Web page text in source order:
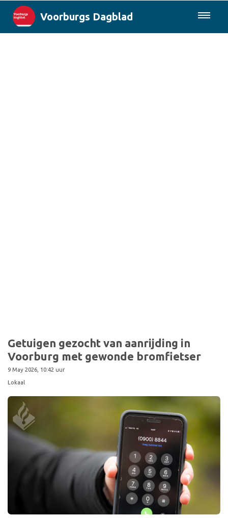
Voorburgs Dagblad
Getuigen gezocht van aanrijding in
Voorburg met gewonde bromfietser
9 May 2026, 10:42 uur
Lokaal